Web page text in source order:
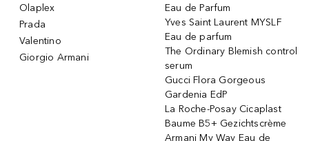
Olaplex
Prada
Valentino
Giorgio Armani
Eau de Parfum
Yves Saint Laurent MYSLF
Eau de parfum
The Ordinary Blemish control
serum
Gucci Flora Gorgeous
Gardenia EdP
La Roche-Posay Cicaplast
Baume B5+ Gezichtscrème
Armani My Way Eau de